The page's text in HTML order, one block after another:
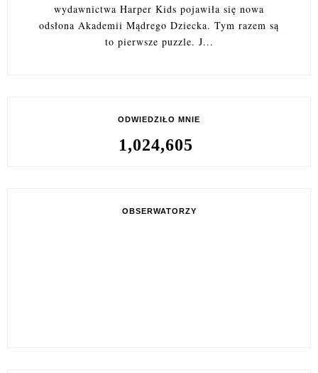
wydawnictwa Harper Kids pojawiła się nowa
odsłona Akademii Mądrego Dziecka. Tym razem są
to pierwsze puzzle. J...
ODWIEDZIŁO MNIE
1,024,605
OBSERWATORZY